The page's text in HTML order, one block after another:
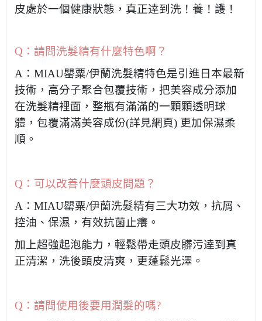
皮處於一個健康狀態，真正逹到洗！養！護！
Q ：請問洗髮精有什麼特色啊？
A ： MIAU罌粟/伊蘭洗髮精特色是引進日本最新
技術，高分子聚合包覆技術，把美容成分添加
在洗髮精裡面，整瓶有滿滿的一顆顆透明球
體，包覆滿滿美容成份(詳見網頁) 更加保濕柔
順。
Q ：可以改善什麼頭皮問題？
A ： MIAU罌粟/伊蘭洗髮精有三大功效，抗屑、
控油、保濕，有效抗菌止癢。
加上超強起泡能力，輕鬆帶走頭皮髒污逹到真
正清潔，洗後頭皮清爽，更蓬鬆光澤。
Q ：請問使用後要用潤髮的嗎?